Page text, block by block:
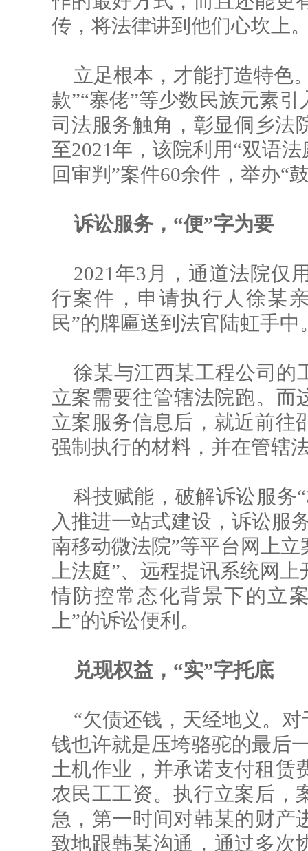
传，将法律讲到他们心坎上
立足根本，才能打造特色
款”“寨佬”等少数民族元素
司法服务触角，彰显侗乡法
至2021年，该院利用“双语
回审判”案件60余件，举办“
诉讼服务，“便”字为要
2021年3月，通道法院仅
行案件，申请执行人徐某
民”的牌匾送到法官陆虹手中
徐某与江西某工程公司的
立案需要往管辖法院跑。而
立案服务信息后，就近前往
强制执行的材料，并在管
科技赋能，破解诉讼服务
入推进一站式建设，诉讼服
南移动微法院”等平台网上
上法庭”、远程提讯系统网
情防控常态化背景下的立
上”的诉讼便利。
兑现权益，“实”字托底
“欠债还钱，天经地义。
钱也许就是压垮骆驼的最后
土机作业，并承诺支付租赁
农民工工资。执行立案后，
急，第一时间对韩某的财产
致地跟韩某沟通，通过多次